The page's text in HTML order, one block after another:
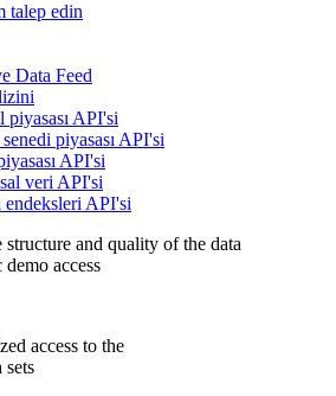
talep edin
Data Feed
piyasası API'si
piyasası API'si
API'si
veri API'si
endeksleri API'si
structure and quality of the data
access
access to the
sets